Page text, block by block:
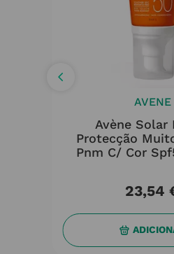
AVENE
Avène Solar
Protecção
Pnm C/ Cor
23,54